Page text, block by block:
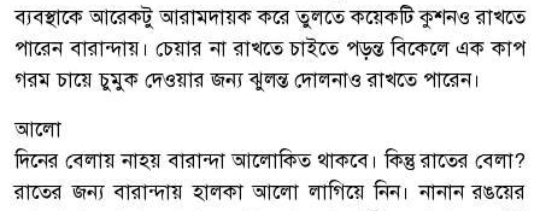
ব্যবস্থাকে আরেকটু আরামদায়ক করে তুলতে কয়েকটি কুশনও রাখতে
পারেন বারান্দায়। চেয়ার না রাখতে চাইতে পড়ন্ত বিকেলে এক কাপ
গরম চায়ে চুমুক দেওয়ার জন্য ঝুলন্ত দোলনাও রাখতে পারেন।
আলো
দিনের বেলায় নাহয় বারান্দা আলোকিত থাকবে। কিন্তু রাতের বেলা?
রাতের জন্য বারান্দায় হালকা আলো লাগিয়ে নিন। নানান রঙয়ের